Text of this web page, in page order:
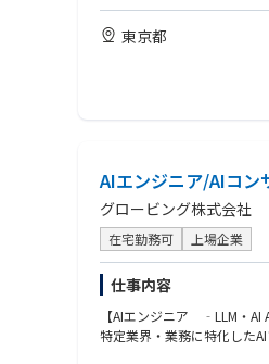
個々のスキルや経験を活か
初期研修後、スキルセット
必要に応じて、外部のカン
（3）プロジェクトリーダー
数年の経験を積んだ後、プ
チームのマネジメントやプ
（4）キャリアパスの選択
技術スペシャリストとして
定期的なキャリア面談を通
（5）継続的な成長と貢献
継続的に新しい技術や知識
【歓迎要件】
・金融業界での業務システ
・マイクロサービスアーキ
東京都
AIエンジニア/AIコン
グロービング株式会社
在宅勤務可 上場企業
仕事内容
【AIエンジニア ‐LLM・AI
特定業界・業務に特化した